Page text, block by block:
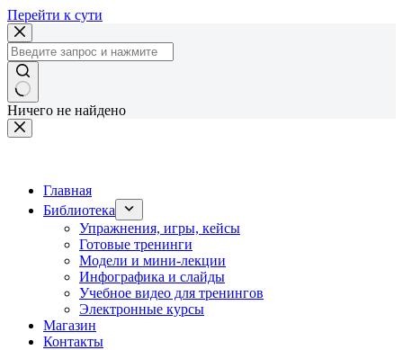
Перейти к сути
Ничего не найдено
Главная
Библиотека
Упражнения, игры, кейсы
Готовые тренинги
Модели и мини-лекции
Инфографика и слайды
Учебное видео для тренингов
Электронные курсы
Магазин
Контакты